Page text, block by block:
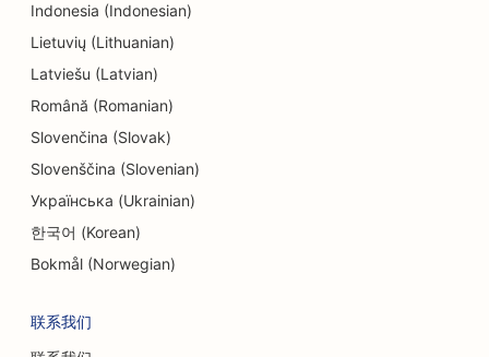
工程公司的搜索引擎优化
民族餐厅的 EO
逃离房间的搜索引擎优化
整容服务的搜索引擎优化
家庭餐馆的搜索引擎优化
农场到餐桌餐厅的搜索引擎优化
Indonesia (Indonesian)
Lietuvių (Lithuanian)
Latviešu (Latvian)
Română (Romanian)
Slovenčina (Slovak)
Slovenščina (Slovenian)
Українська (Ukrainian)
한국어 (Korean)
Bokmål (Norwegian)
联系我们